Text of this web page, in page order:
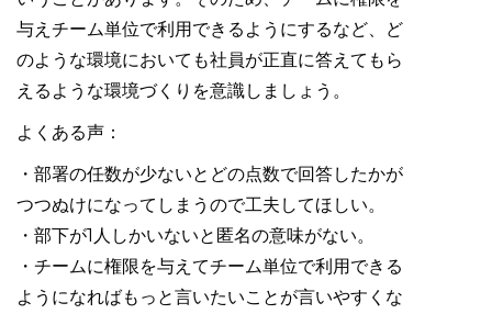
与えチーム単位で利用できるようにするなど、ど
のような環境においても社員が正直に答えてもら
えるような環境づくりを意識しましょう。
よくある声：
・部署の任数が少ないとどの点数で回答したかが
つつぬけになってしまうので工夫してほしい。
・部下が1人しかいないと匿名の意味がない。
・チームに権限を与えてチーム単位で利用できる
ようになればもっと言いたいことが言いやすくな